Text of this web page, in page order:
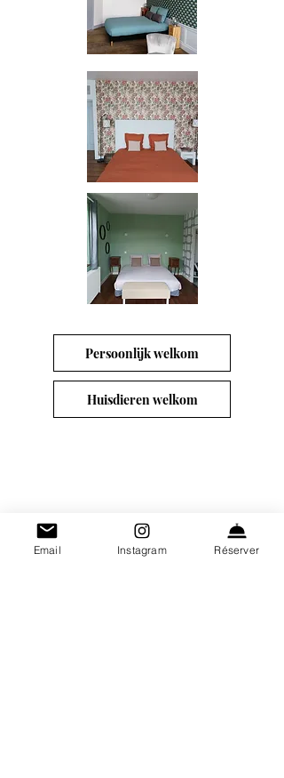
Persoonlijk welkom
Huisdieren welkom
Email Instagram Réserver